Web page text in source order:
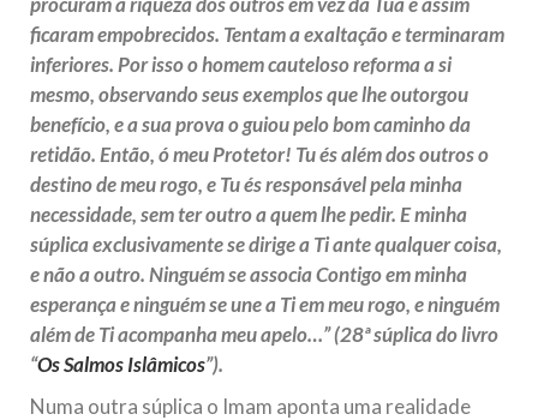
ficaram empobrecidos. Tentam a exaltação e terminaram
inferiores. Por isso o homem cauteloso reforma a si
mesmo, observando seus exemplos que lhe outorgou
benefício, e a sua prova o guiou pelo bom caminho da
retidão. Então, ó meu Protetor! Tu és além dos outros o
destino de meu rogo, e Tu és responsável pela minha
necessidade, sem ter outro a quem lhe pedir. E minha
súplica exclusivamente se dirige a Ti ante qualquer coisa,
e não a outro. Ninguém se associa Contigo em minha
esperança e ninguém se une a Ti em meu rogo, e ninguém
além de Ti acompanha meu apelo…” (28ª súplica do livro
“Os Salmos Islâmicos”).
Numa outra súplica o Imam aponta uma realidade